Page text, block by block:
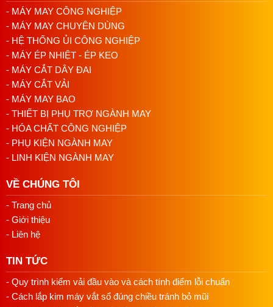
dầu nào còn lại trên bề mặt.
- MÁY MAY CÔNG NGHIỆP
- MÁY MAY CHUYÊN DÙNG
- HỆ THỐNG ỦI CÔNG NGHIỆP
- MÁY ÉP NHIỆT - ÉP KEO
- MÁY CẮT DÂY ĐAI
- MÁY CẮT VẢI
- MÁY MAY BAO
- THIẾT BỊ PHỤ TRỢ NGÀNH MAY
- HÓA CHẤT CÔNG NGHIỆP
- PHỤ KIỆN NGÀNH MAY
- LINH KIỆN NGÀNH MAY
VỀ CHÚNG TÔI
- Trang chủ
- Giới thiệu
- Liên hệ
TIN TỨC
- Quy trình kiểm vải đầu vào và cách tính điểm lỗi chuẩn
- Cách lắp kim máy vắt sổ đúng chiều tránh bỏ mũi